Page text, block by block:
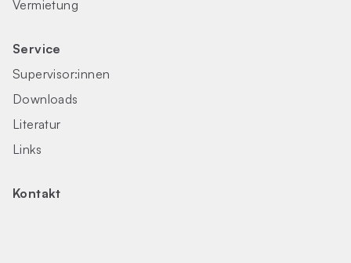
Vermietung
Service
Supervisor:innen
Downloads
Literatur
Links
Kontakt